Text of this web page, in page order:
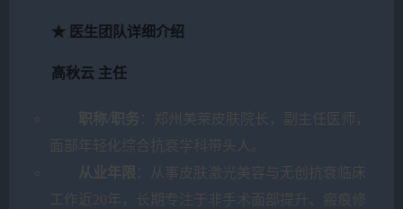
★ 医生团队详细介绍
高秋云 主任
职称/职务 ：郑州美莱皮肤院长，副主任医师，
面部年轻化综合抗衰学科带头人。
从业年限 ：从事皮肤激光美容与无创抗衰临床
工作近20年，长期专注于非手术面部提升、瘢痕修